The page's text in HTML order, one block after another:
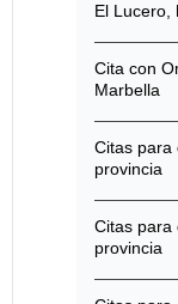
El Lucero,
Cita con
Marbella
Citas para
provincia
Citas para
provincia